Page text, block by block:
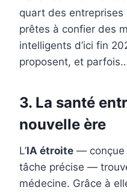
quart des entreprises
prêtes à confier des
intelligents d’ici fin
proposent, et
3. La santé
nouvelle ère
L’IA étroite — conçue
tâche précise —
médecine. Grâce à